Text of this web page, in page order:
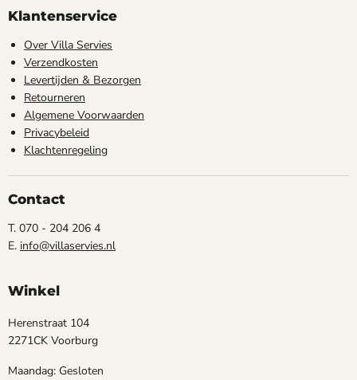
Klantenservice
Over Villa Servies
Verzendkosten
Levertijden & Bezorgen
Retourneren
Algemene Voorwaarden
Privacybeleid
Klachtenregeling
Contact
T. 070 - 204 206 4
E. info@villaservies.nl
Winkel
Herenstraat 104
2271CK Voorburg
Maandag: Gesloten